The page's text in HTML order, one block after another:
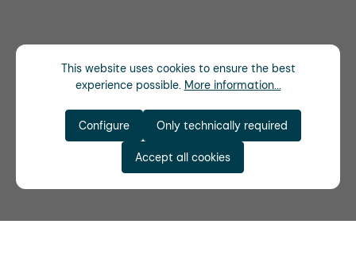
This website uses cookies to ensure the best
experience possible. More information...
Only technically required
Configure
Accept all cookies